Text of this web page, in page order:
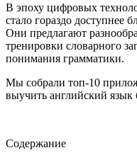
В эпоху цифровых
стало гораздо доступнее
Они предлагают
тренировки словарного
понимания грамматики.
Мы собрали топ-10
выучить английский язык
Содержание